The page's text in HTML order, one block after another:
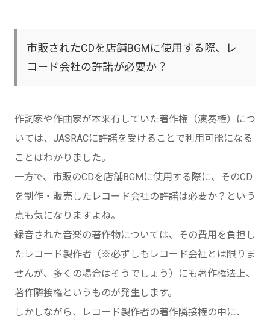
市販されたCDを店舗BGMに使用する際、レ
コード会社の許諾が必要か？
作詞家や作曲家が本来有していた著作権（演奏権）につ
いては、JASRACに許諾を受けることで利用可能になる
ことはわかりました。
一方で、市販のCDを店舗BGMに使用する際に、そのCD
を制作・販売したレコード会社の許諾は必要か？という
点も気になりますよね。
録音された音楽の著作物については、その費用を負担し
たレコード製作者（※必ずしもレコード会社とは限りま
せんが、多くの場合はそうでしょう）にも著作権法上、
著作隣接権というものが発生します。
しかしながら、レコード製作者の著作隣接権の中に、